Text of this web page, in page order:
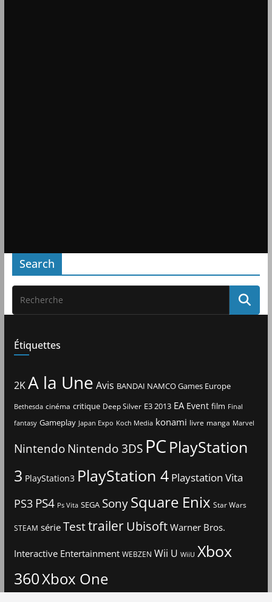
Search
Étiquettes
2KA la Une Avis BANDAI NAMCO Games Europe
Bethesda cinéma critique Deep Silver E3 2013 EA Event film Final
fantasy Gameplay Japan Expo Koch Media konami livre manga Marvel
Nintendo Nintendo 3DS PCPlayStation
3 PlayStation3 PlayStation 4 Playstation Vita
PS3 PS4 Ps Vita SEGA Sony Square Enix Star Wars
STEAM série TesttrailerUbisoftWarner Bros.
Interactive Entertainment WEBZEN Wii U WiiU Xbox
360Xbox One